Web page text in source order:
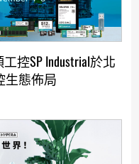
控SP Industrial於北
生態佈局